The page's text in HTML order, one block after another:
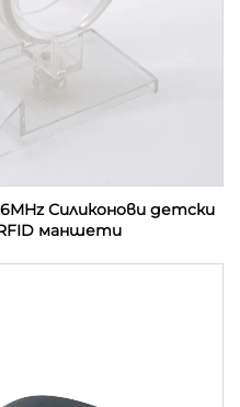
Силиконови детски
маншети